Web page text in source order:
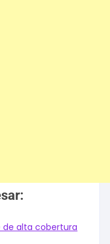
de alta cobertura